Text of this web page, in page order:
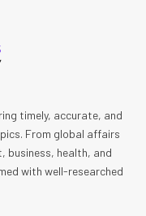
timely, accurate, and
From global affairs
business, health, and
with well-researched